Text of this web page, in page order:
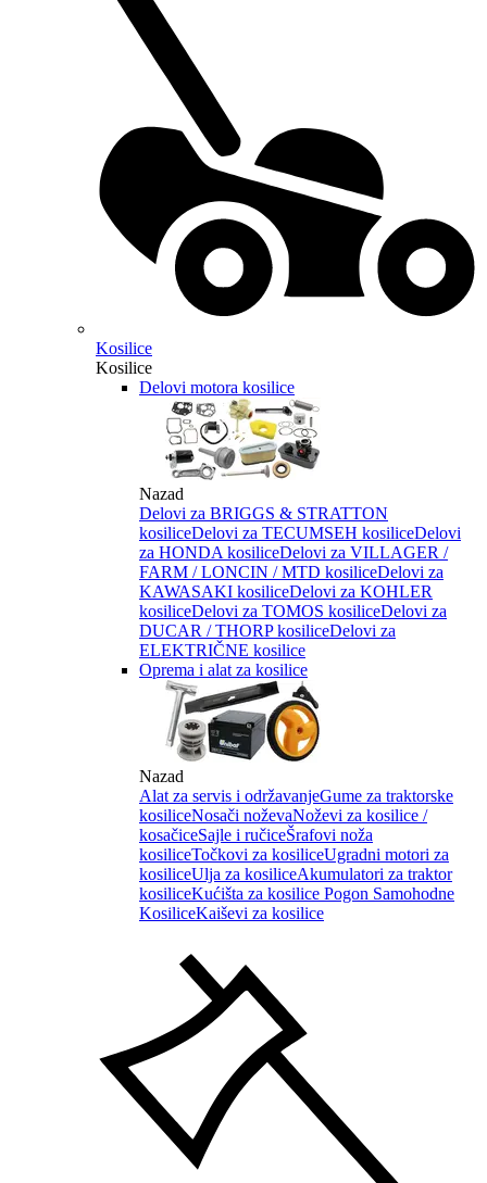
Kosilice
Kosilice
Delovi motora kosilice
Nazad
Delovi za BRIGGS & STRATTON
kosiliceDelovi za TECUMSEH kosiliceDelovi
za HONDA kosiliceDelovi za VILLAGER /
FARM / LONCIN / MTD kosiliceDelovi za
KAWASAKI kosiliceDelovi za KOHLER
kosiliceDelovi za TOMOS kosiliceDelovi za
DUCAR / THORP kosiliceDelovi za
ELEKTRIČNE kosilice
Oprema i alat za kosilice
Nazad
Alat za servis i održavanjeGume za traktorske
kosiliceNosači noževaNoževi za kosilice /
kosačiceSajle i ručiceŠrafovi noža
kosiliceTočkovi za kosiliceUgradni motori za
kosiliceUlja za kosiliceAkumulatori za traktor
kosiliceKućišta za kosilice Pogon Samohodne
KosiliceKaiševi za kosilice